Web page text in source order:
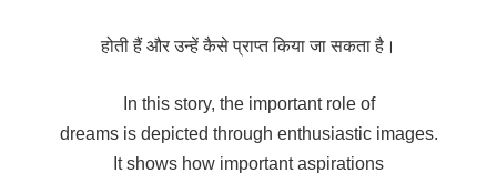
होती हैं और उन्हें कैसे प्राप्त किया जा सकता है।
In this story, the important role of
dreams is depicted through enthusiastic images.
It shows how important aspirations